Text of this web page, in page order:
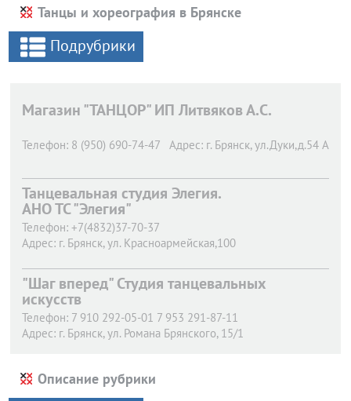
Танцы и хореография в Брянске
Подрубрики
Магазин "ТАНЦОР" ИП Литвяков А.С.
Телефон: 8 (950) 690-74-47 Адрес: г. Брянск, ул.Дуки,д.54 А
Танцевальная студия Элегия.
АНО ТС "Элегия"
Телефон: +7(4832)37-70-37
Адрес: г. Брянск, ул. Красноармейская,100
"Шаг вперед" Студия танцевальных
искусств
Телефон: 7 910 292-05-01 7 953 291-87-11
Адрес: г. Брянск, ул. Романа Брянского, 15/1
Описание рубрики